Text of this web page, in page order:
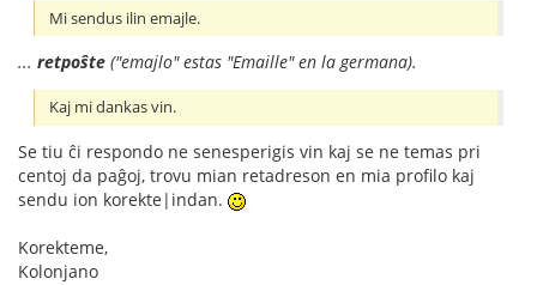
Mi sendus ilin emajle.
... retpoŝte ("emajlo" estas "Emaille" en la germana).
Kaj mi dankas vin.
Se tiu ĉi respondo ne senesperigis vin kaj se ne temas pri
centoj da paĝoj, trovu mian retadreson en mia profilo kaj
sendu ion korekte|indan.
Korekteme,
Kolonjano